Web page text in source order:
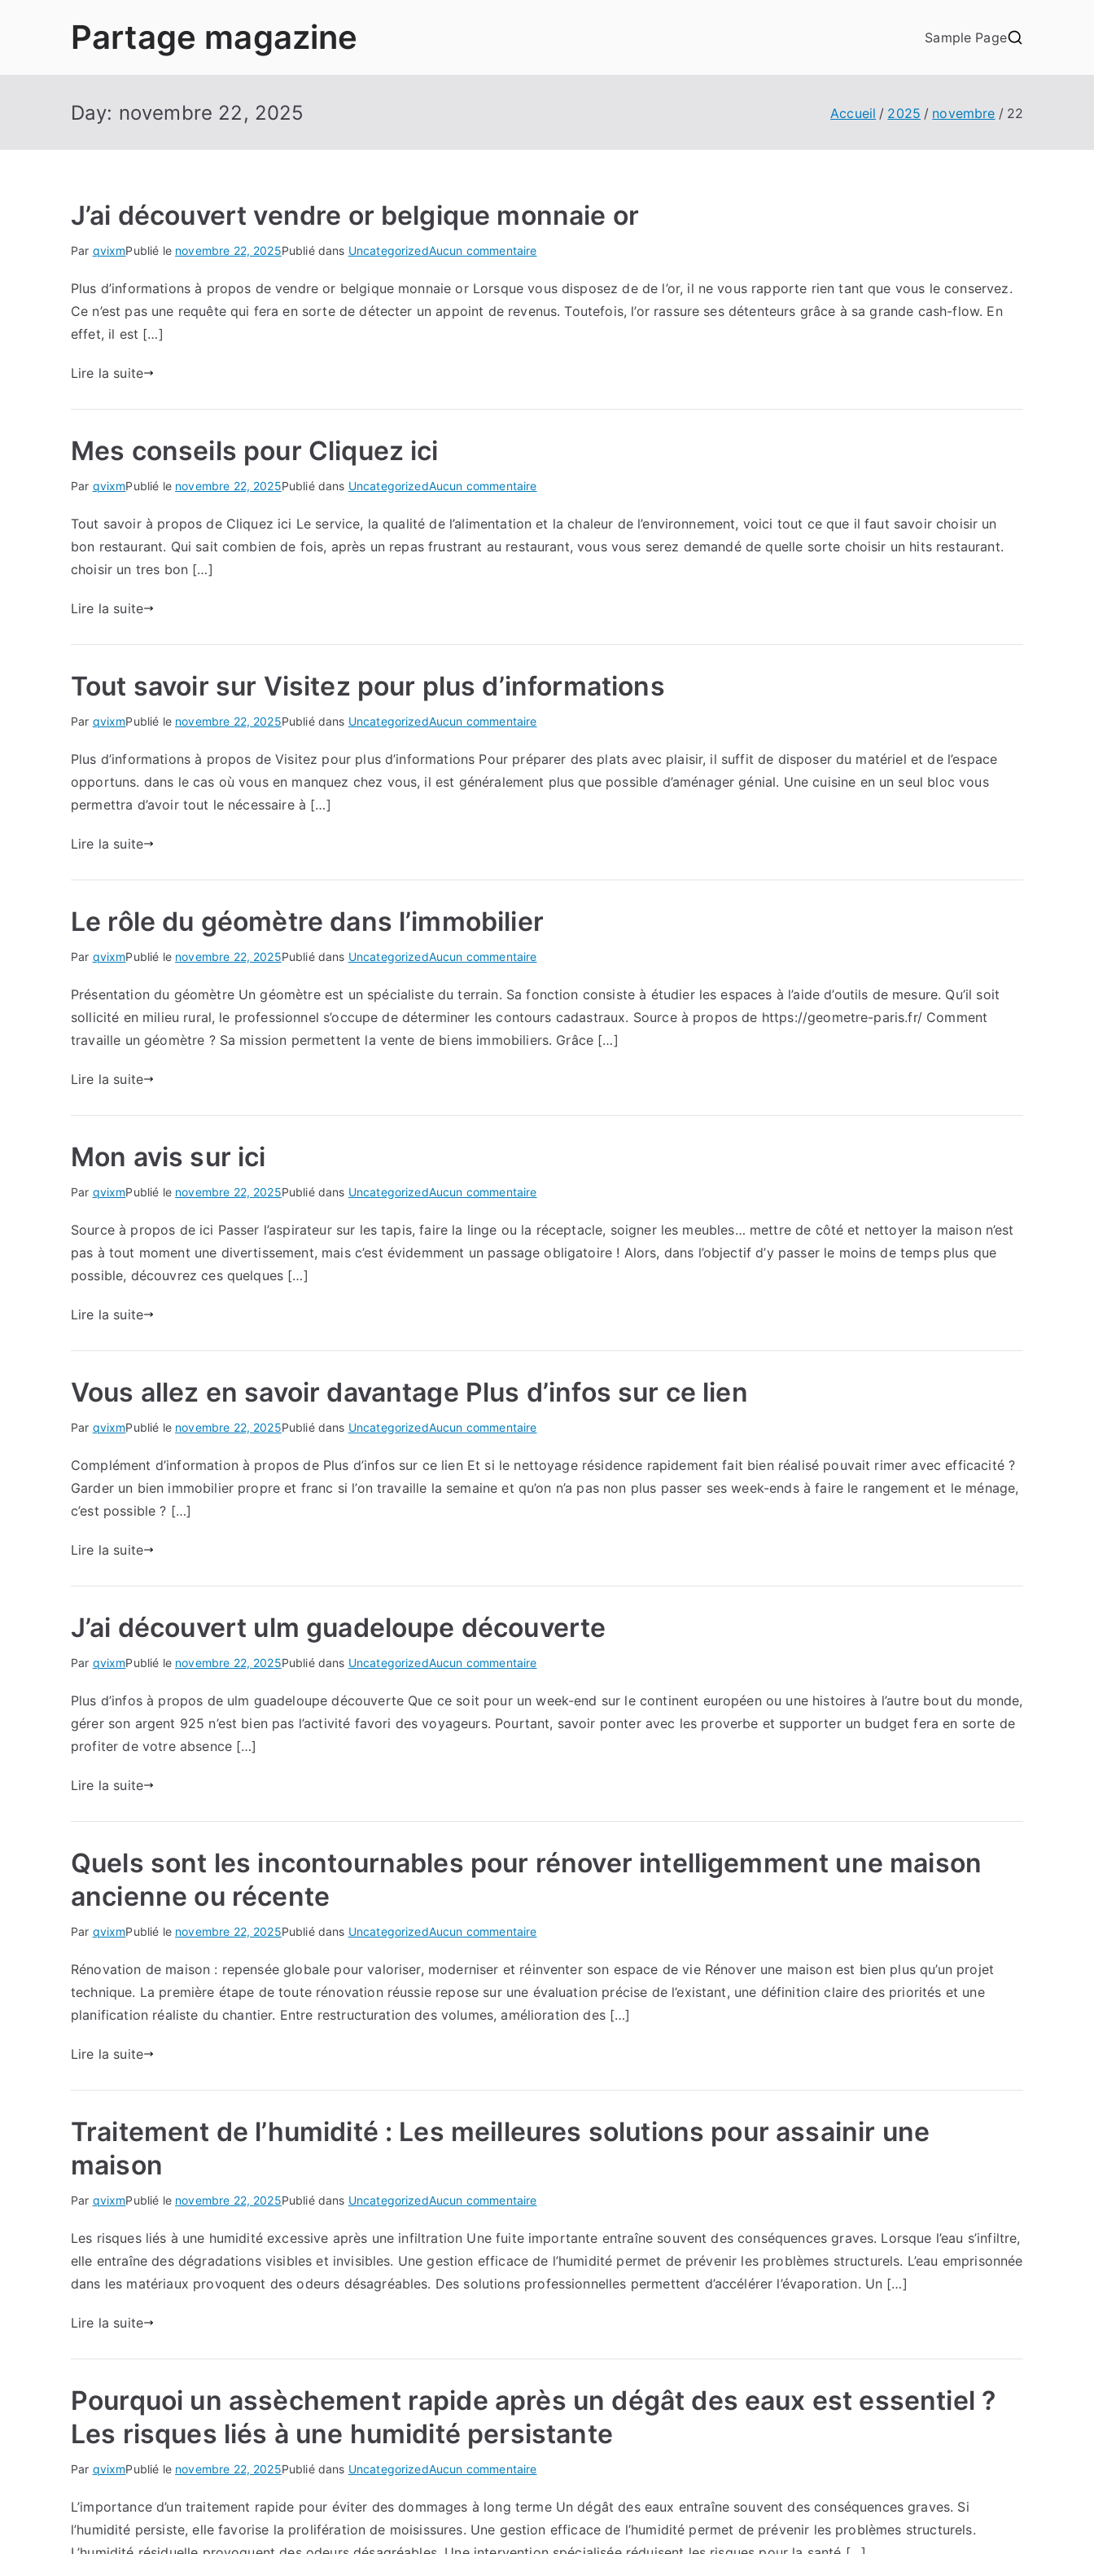
Partage magazine Sample Page
Day: novembre 22, 2025 Accueil 2025 novembre 22
J’ai découvert vendre or belgique monnaie or
Par qvixmPublié le novembre 22, 2025Publié dans UncategorizedAucun commentairesur
découvert
vendre
Plus d’informations à propos de vendre or belgique monnaie or Lorsque vous disposez de de l’or, il ne vous rapporte rien tant que vous le conservez.
Ce n’est pas une requête qui fera en sorte de détecter un appoint de revenus. Toutefois, l’or rassure ses détenteurs grâce à sa grande cash-flow. En
effet, il est […]
Lire la suite
Mes conseils pour Cliquez ici
Par qvixmPublié le novembre 22, 2025Publié dans UncategorizedAucun commentairesur
conseils
pour
Tout savoir à propos de Cliquez ici Le service, la qualité de l’alimentation et la chaleur de l’environnement, voici tout ce que il faut savoir choisir un
bon restaurant. Qui sait combien de fois, après un repas frustrant au restaurant, vous vous serez demandé de quelle sorte choisir un hits restaurant.
choisir un tres bon […]
Lire la suite
Tout savoir sur Visitez pour plus d’informations
Par qvixmPublié le novembre 22, 2025Publié dans UncategorizedAucun commentairesur
savoir
sur
Plus d’informations à propos de Visitez pour plus d’informations Pour préparer des plats avec plaisir, il suffit de disposer du matériel et de l’espace
opportuns. dans le cas où vous en manquez chez vous, il est généralement plus que possible d’aménager génial. Une cuisine en un seul bloc vous
permettra d’avoir tout le nécessaire à […]
Lire la suite
Le rôle du géomètre dans l’immobilier
Par qvixmPublié le novembre 22, 2025Publié dans UncategorizedAucun commentairesur
rôle
du
géomètre
Présentation du géomètre Un géomètre est un spécialiste du terrain. Sa fonction consiste à étudier les espaces à l’aide d’outils de mesure. Qu’il soit
sollicité en milieu rural, le professionnel s’occupe de déterminer les contours cadastraux. Source à propos de https://geometre-paris.fr/ Comment
travaille un géomètre ? Sa mission permettent la vente de biens immobiliers. Grâce […]
Lire la suite
Mon avis sur ici
Par qvixmPublié le novembre 22, 2025Publié dans UncategorizedAucun commentairesur
avis
sur
Source à propos de ici Passer l’aspirateur sur les tapis, faire la linge ou la réceptacle, soigner les meubles… mettre de côté et nettoyer la maison n’est
pas à tout moment une divertissement, mais c’est évidemment un passage obligatoire ! Alors, dans l’objectif d’y passer le moins de temps plus que
possible, découvrez ces quelques […]
Lire la suite
Vous allez en savoir davantage Plus d’infos sur ce lien
Par qvixmPublié le novembre 22, 2025Publié dans UncategorizedAucun commentairesur
allez
en
sur
lien
Complément d’information à propos de Plus d’infos sur ce lien Et si le nettoyage résidence rapidement fait bien réalisé pouvait rimer avec efficacité ?
Garder un bien immobilier propre et franc si l’on travaille la semaine et qu’on n’a pas non plus passer ses week-ends à faire le rangement et le ménage,
c’est possible ? […]
Lire la suite
J’ai découvert ulm guadeloupe découverte
Par qvixmPublié le novembre 22, 2025Publié dans UncategorizedAucun commentairesur
découvert
ulm
Plus d’infos à propos de ulm guadeloupe découverte Que ce soit pour un week-end sur le continent européen ou une histoires à l’autre bout du monde,
gérer son argent 925 n’est bien pas l’activité favori des voyageurs. Pourtant, savoir ponter avec les proverbe et supporter un budget fera en sorte de
profiter de votre absence […]
Lire la suite
Quels sont les incontournables pour rénover intelligemment une maison
ancienne ou récente
Par qvixmPublié le novembre 22, 2025Publié dans UncategorizedAucun commentairesur
sont
les
incontournables
une
ancienne
Rénovation de maison : repensée globale pour valoriser, moderniser et réinventer son espace de vie Rénover une maison est bien plus qu’un projet
technique. La première étape de toute rénovation réussie repose sur une évaluation précise de l’existant, une définition claire des priorités et une
planification réaliste du chantier. Entre restructuration des volumes, amélioration des […]
Lire la suite
Traitement de l’humidité : Les meilleures solutions pour assainir une
maison
Par qvixmPublié le novembre 22, 2025Publié dans UncategorizedAucun commentairesur
de
l’humidité
:
pour
une
maison
Les risques liés à une humidité excessive après une infiltration Une fuite importante entraîne souvent des conséquences graves. Lorsque l’eau s’infiltre,
elle entraîne des dégradations visibles et invisibles. Une gestion efficace de l’humidité permet de prévenir les problèmes structurels. L’eau emprisonnée
dans les matériaux provoquent des odeurs désagréables. Des solutions professionnelles permettent d’accélérer l’évaporation. Un […]
Lire la suite
Pourquoi un assèchement rapide après un dégât des eaux est essentiel ?
Les risques liés à une humidité persistante
Par qvixmPublié le novembre 22, 2025Publié dans UncategorizedAucun commentairesur
un
assèchement
rapide
L’importance d’un traitement rapide pour éviter des dommages à long terme Un dégât des eaux entraîne souvent des conséquences graves. Si
l’humidité persiste, elle favorise la prolifération de moisissures. Une gestion efficace de l’humidité permet de prévenir les problèmes structurels.